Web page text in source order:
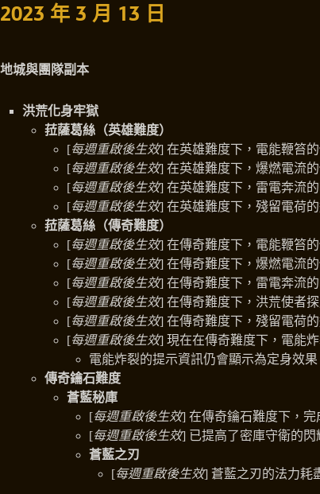
2023 年 3 月 13 日
地城與團隊副本
洪荒化身牢獄
菈薩葛絲（英雄難度）
[每週重啟後生效] 在英雄難度下，電能鞭笞的
[每週重啟後生效] 在英雄難度下，爆燃電流的
[每週重啟後生效] 在英雄難度下，雷電奔流
[每週重啟後生效] 在英雄難度下，殘留電荷
菈薩葛絲（傳奇難度）
[每週重啟後生效] 在傳奇難度下，電能鞭笞的
[每週重啟後生效] 在傳奇難度下，爆燃電流的
[每週重啟後生效] 在傳奇難度下，雷電奔流
[每週重啟後生效] 在傳奇難度下，洪荒使者
[每週重啟後生效] 在傳奇難度下，殘留電荷
[每週重啟後生效] 現在在傳奇難度下，電能
電能炸裂的提示資訊仍會顯示為定身效
傳奇鑰石難度
蒼藍秘庫
[每週重啟後生效] 在傳奇鑰石難度下，完
[每週重啟後生效] 已提高了密庫守衛的閃
蒼藍之刃
[每週重啟後生效] 蒼藍之刃的法力耗